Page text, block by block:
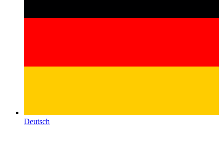
Deutsch